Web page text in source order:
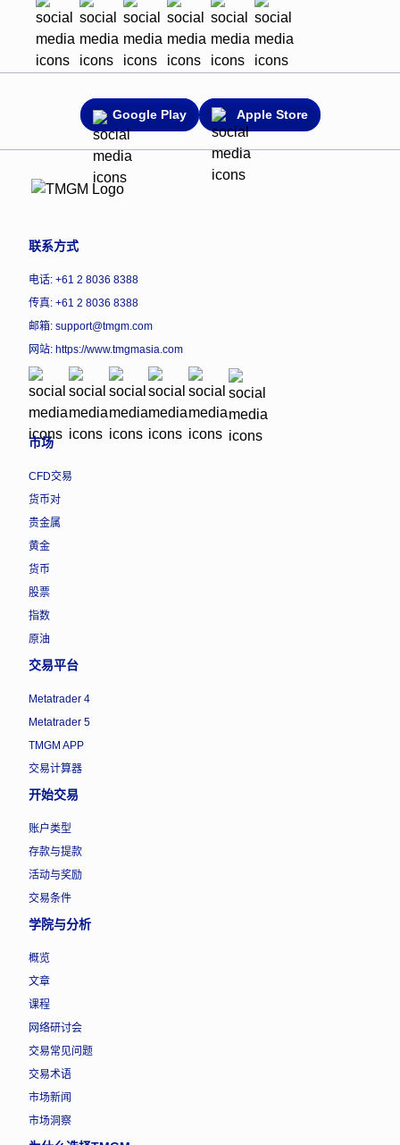
Google Play Apple Store
联系方式
电话: +61 2 8036 8388
传真: +61 2 8036 8388
邮箱: support@tmgm.com
网站: https://www.tmgmasia.com
市场
CFD交易
货币对
贵金属
黄金
货币
股票
指数
原油
交易平台
Metatrader 4
Metatrader 5
TMGM APP
交易计算器
开始交易
账户类型
存款与提款
活动与奖励
交易条件
学院与分析
概览
文章
课程
网络研讨会
交易常见问题
交易术语
市场新闻
市场洞察